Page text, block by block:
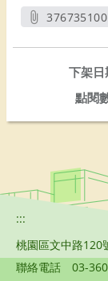
下架日
點閱
:::
桃園區文中路120
聯絡電話
03-